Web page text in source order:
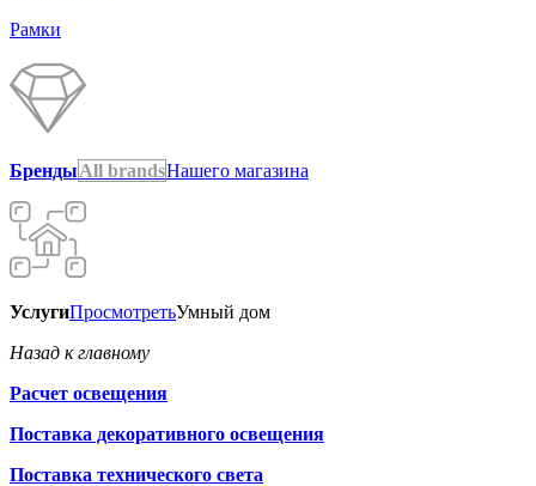
Рамки
БрендыAll brandsНашего магазина
УслугиПросмотретьУмный дом
Назад к главному
Расчет освещения
Поставка декоративного освещения
Поставка технического света